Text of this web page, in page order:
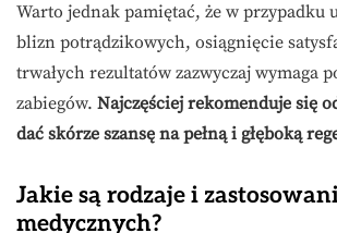
Warto jednak pamiętać, że w przypadku
blizn potrądzikowych, osiągnięcie
trwałych rezultatów zazwyczaj wymaga
zabiegów. Najczęściej rekomenduje się
dać skórze szansę na pełną i głęboką
Jakie są rodzaje i
medycznych?